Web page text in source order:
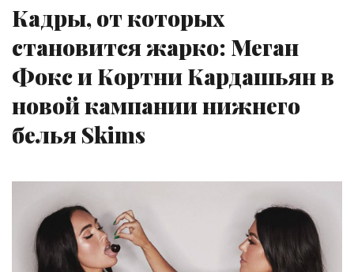
Кадры, от которых
становится жарко: Меган
Фокс и Кортни Кардашьян в
новой кампании нижнего
белья Skims